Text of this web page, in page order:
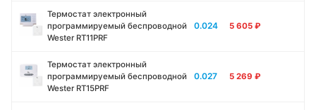
Термостат электронный
программируемый беспроводной
Wester RT11PRF
0.024 5 605 ₽
Термостат электронный
программируемый беспроводной
Wester RT15PRF
0.027 5 269 ₽